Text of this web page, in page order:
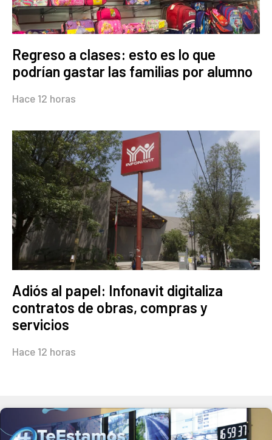
Regreso a clases: esto es lo que
podrían gastar las familias por alumno
Hace 12 horas
Adiós al papel: Infonavit digitaliza
contratos de obras, compras y
servicios
Hace 12 horas